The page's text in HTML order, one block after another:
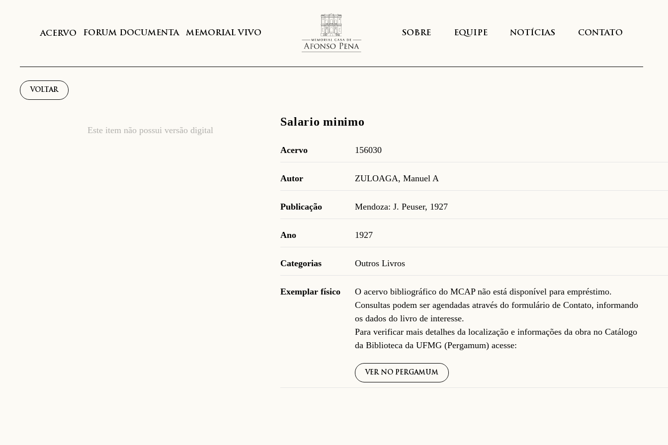
ACERVO FORUM DOCUMENTA MEMORIAL VIVO SOBRE EQUIPE NOTÍCIAS CONTATO
VOLTAR
Este item não possui versão digital
Salario minimo
Acervo 156030
Autor ZULOAGA, Manuel A
Publicação Mendoza: J. Peuser, 1927
Ano 1927
Categorias Outros Livros
Exemplar físico
O acervo bibliográfico do MCAP não está disponível para empréstimo.
Consultas podem ser agendadas através do formulário deContato, informando
os dados do livro de interesse.
Para verificar mais detalhes da localização e informações da obra no Catálogo
da Biblioteca da UFMG (Pergamum) acesse:
VER NO PERGAMUM